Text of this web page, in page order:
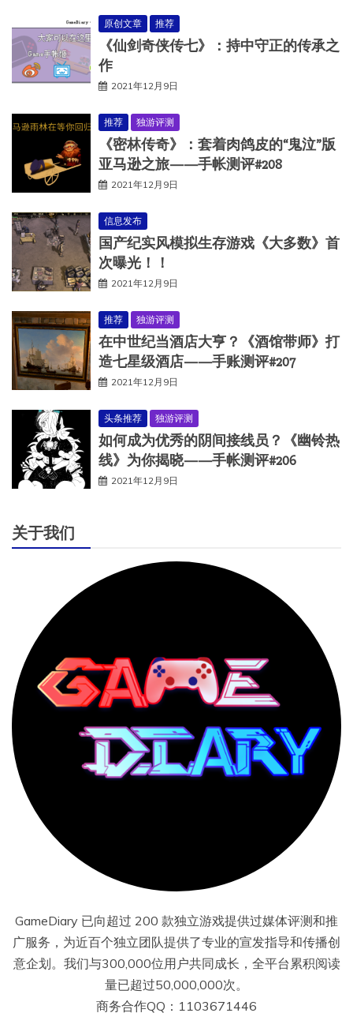
原创文章 推荐
《仙剑奇侠传七》：持中守正的传承之
作
2021年12月9日
推荐 独游评测
《密林传奇》：套着肉鸽皮的“鬼泣”版
亚马逊之旅——手帐测评#208
2021年12月9日
信息发布
国产纪实风模拟生存游戏《大多数》首
次曝光！！
2021年12月9日
推荐 独游评测
在中世纪当酒店大亨？《酒馆带师》打
造七星级酒店——手账测评#207
2021年12月9日
头条推荐 独游评测
如何成为优秀的阴间接线员？《幽铃热
线》为你揭晓——手帐测评#206
2021年12月9日
关于我们
GameDiary 已向超过 200 款独立游戏提供过媒体评测和推
广服务，为近百个独立团队提供了专业的宣发指导和传播创
意企划。我们与300,000位用户共同成长，全平台累积阅读
量已超过50,000,000次。
商务合作QQ：1103671446